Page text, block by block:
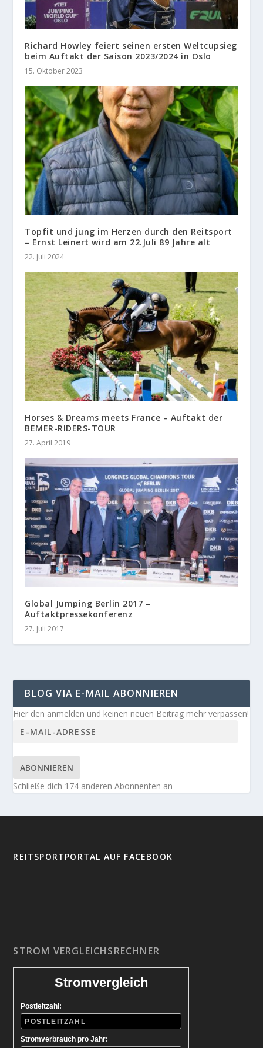
Richard Howley feiert seinen ersten Weltcupsieg
beim Auftakt der Saison 2023/2024 in Oslo
15. Oktober 2023
Topfit und jung im Herzen durch den Reitsport
– Ernst Leinert wird am 22.Juli 89 Jahre alt
22. Juli 2024
Horses & Dreams meets France – Auftakt der
BEMER-RIDERS-TOUR
27. April 2019
Global Jumping Berlin 2017 –
Auftaktpressekonferenz
27. Juli 2017
BLOG VIA E-MAIL ABONNIEREN
Hier den anmelden und keinen neuen Beitrag mehr verpassen!
ABONNIEREN
Schließe dich 174 anderen Abonnenten an
REITSPORTPORTAL AUF FACEBOOK
STROM VERGLEICHSRECHNER
Stromvergleich
Postleitzahl:
Stromverbrauch pro Jahr: